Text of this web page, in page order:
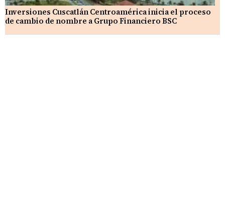
Inversiones Cuscatlán Centroamérica inicia el proceso
de cambio de nombre a Grupo Financiero BSC